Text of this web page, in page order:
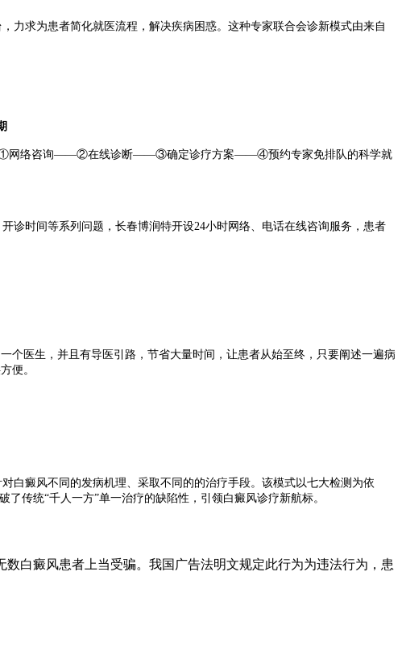
求为患者简化就医流程，解决疾病困惑。这种专家联合会诊新模式由来自
过①网络咨询——②在线诊断——③确定诊疗方案——④预约专家免排队的科学就
时间等系列问题，长春博润特开设24小时网络、电话在线咨询服务，患者
医生，并且有导医引路，节省大量时间，让患者从始至终，只要阐述一遍病
便。
癜风不同的发病机理、采取不同的的治疗手段。该模式以七大检测为依
传统“千人一方”单一治疗的缺陷性，引领白癜风诊疗新航标。
白癜风患者上当受骗。我国广告法明文规定此行为为违法行为，患